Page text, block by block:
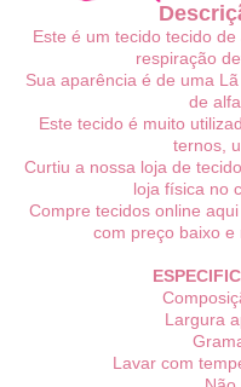
Este é um tecido tecido
respiração
Sua aparência é de uma
de
Este tecido é muito
ternos,
Curtiu a nossa loja de
loja física no
Compre tecidos online
com preço baixo
Largura
Lavar com